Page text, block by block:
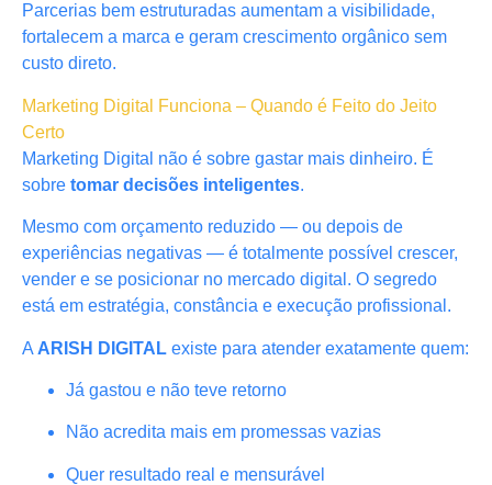
Parcerias bem estruturadas aumentam a visibilidade,
fortalecem a marca e geram crescimento orgânico sem
custo direto.
Marketing Digital Funciona – Quando é Feito do Jeito
Certo
Marketing Digital não é sobre gastar mais dinheiro. É
sobre tomar decisões inteligentes.
Mesmo com orçamento reduzido — ou depois de
experiências negativas — é totalmente possível crescer,
vender e se posicionar no mercado digital. O segredo
está em estratégia, constância e execução profissional.
A ARISH DIGITAL existe para atender exatamente quem:
Já gastou e não teve retorno
Não acredita mais em promessas vazias
Quer resultado real e mensurável